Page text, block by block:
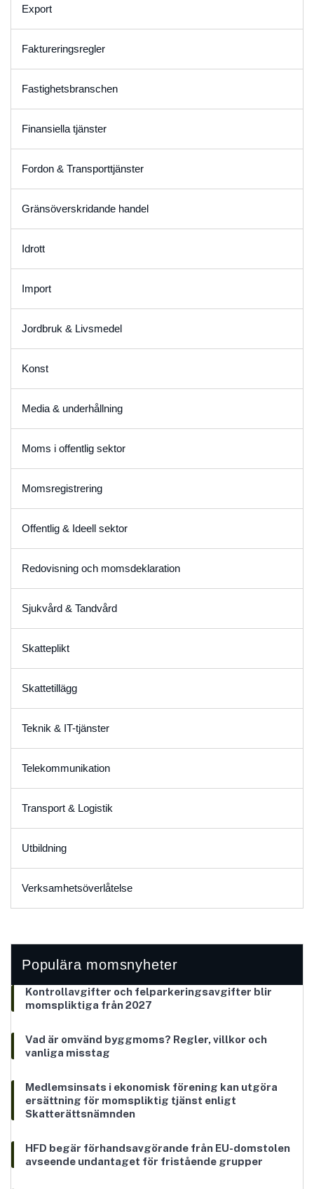
Export
Faktureringsregler
Fastighetsbranschen
Finansiella tjänster
Fordon & Transporttjänster
Gränsöverskridande handel
Idrott
Import
Jordbruk & Livsmedel
Konst
Media & underhållning
Moms i offentlig sektor
Momsregistrering
Offentlig & Ideell sektor
Redovisning och momsdeklaration
Sjukvård & Tandvård
Skatteplikt
Skattetillägg
Teknik & IT-tjänster
Telekommunikation
Transport & Logistik
Utbildning
Verksamhetsöverlåtelse
Populära momsnyheter
Kontrollavgifter och felparkeringsavgifter blir
momspliktiga från 2027
Vad är omvänd byggmoms? Regler, villkor och
vanliga misstag
Medlemsinsats i ekonomisk förening kan utgöra
ersättning för momspliktig tjänst enligt
Skatterättsnämnden
HFD begär förhandsavgörande från EU-domstolen
avseende undantaget för fristående grupper